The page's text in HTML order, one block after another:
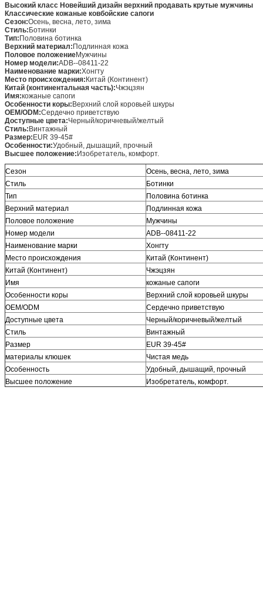
Высокий класс Новейший дизайн верхний продавать крутые мужчины
Классические кожаные ковбойские сапоги
Сезон:Осень, весна, лето, зима
Стиль:Ботинки
Тип:Половина ботинка
Верхний материал:Подлинная кожа
Половое положениеМужчины
Номер модели:ADB--08411-22
Наименование марки:Хонгту
Место происхождения:Китай (Континент)
Китай (континентальная часть):Чжэцзян
Имя:кожаные сапоги
Особенности коры:Верхний слой коровьей шкуры
OEM/ODM:Сердечно приветствую
Доступные цвета:Черный/коричневый/желтый
Стиль:Винтажный
Размер:EUR 39-45#
Особенности:Удобный, дышащий, прочный
Высшее положение:Изобретатель, комфорт.
Сезон
Осень, весна, лето, зима
Стиль
Ботинки
Тип
Половина ботинка
Верхний материал
Подлинная кожа
Половое положение
Мужчины
Номер модели
ADB--08411-22
Наименование марки
Хонгту
Место происхождения
Китай (Континент)
Китай (Континент)
Чжэцзян
Имя
кожаные сапоги
Особенности коры
Верхний слой коровьей шкуры
OEM/ODM
Сердечно приветствую
Доступные цвета
Черный/коричневый/желтый
Стиль
Винтажный
Размер
EUR 39-45#
материалы клюшек
Чистая медь
Особенность
Удобный, дышащий, прочный
Высшее положение
Изобретатель, комфорт.